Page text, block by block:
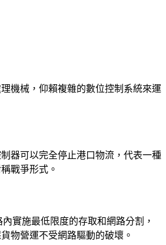
機械，仰賴複雜的數位控制系統來運
器可以完全停止港口物流，代表一種
戰爭形式。
實施最低限度的存取和網路分割，
物營運不受網路驅動的破壞。